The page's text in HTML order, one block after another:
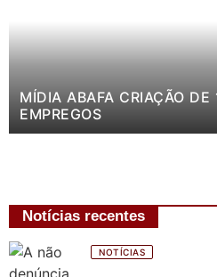
MÍDIA ABAFA CRIAÇÃO DE
EMPREGOS
Notícias recentes
NOTÍCIAS